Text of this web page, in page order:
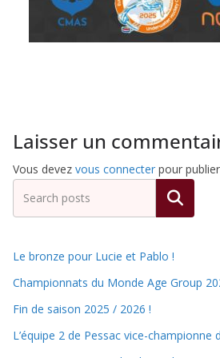
de
Subaquatique
de
Pessac
Laisser un
Vous devez vous connecter pour
Rechercher
Le bronze pour Lucie et Pablo !
Championnats du Monde Age Group
Fin de saison 2025 / 2026 !
L’équipe 2 de Pessac vice-championne